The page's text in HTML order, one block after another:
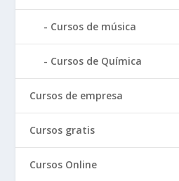
Cursos de música
Cursos de Química
Cursos de empresa
Cursos gratis
Cursos Online